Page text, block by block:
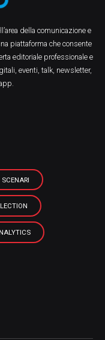
della comunicazione e
piattaforma che consente
editoriale professionale e
eventi, talk, newsletter,
SCENARI